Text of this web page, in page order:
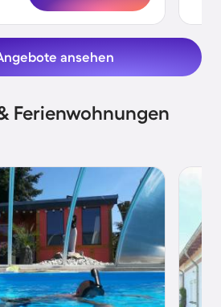
ansehen
Ferienwohnungen